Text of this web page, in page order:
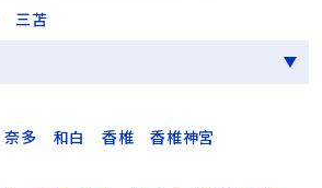
三苫
奈多 和白 香椎
香椎神宮